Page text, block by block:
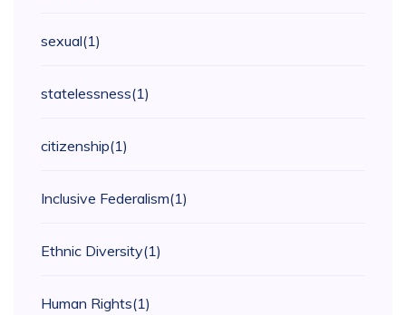
sexual(1)
statelessness(1)
citizenship(1)
Inclusive Federalism(1)
Ethnic Diversity(1)
Human Rights(1)